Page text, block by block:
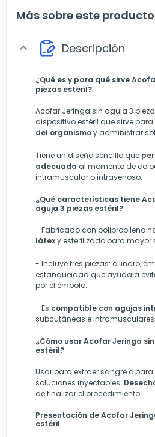
Más sobre este producto
expand_more Descripción
¿Qué es y para qué sirve
piezas estéril?
Acofar Jeringa sin aguja 3
dispositivo estéril que sirve para
del organismoy administrar
Tiene un diseño sencillo que
adecuada al momento de
intramuscular o intravenoso.
¿Qué características tiene
aguja 3 piezas estéril?
- Fabricado con polipropileno
látexy esterilizado para mayor
- Incluyetres piezas: cilindro,
estanqueidad que ayuda a
por el émbolo.
- Es compatible con agujas
subcutáneas e intramusculares.
¿Cómo usar Acofar Jeringa
estéril?
Usar para extraer sangre o
soluciones inyectables.
de finalizar el procedimiento.
Presentación de Acofar
estéril